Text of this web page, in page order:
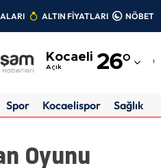
ALTIN FİYATLARI
Kocaeli
Açık 26°
Adıyaman
Amasya
Spor Kocaelispor Sağlık
Oyunu